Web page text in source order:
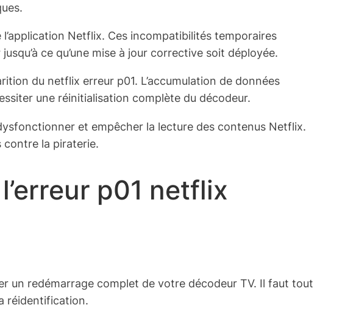
Netflix. Ces incompatibilités temporaires
ce qu’une mise à jour corrective soit déployée.
du netflix erreur p01. L’accumulation de données
une réinitialisation complète du décodeur.
et empêcher la lecture des contenus Netflix.
contre la piraterie.
p01 netflix
un redémarrage complet de votre décodeur TV. Il faut tout
réidentification.